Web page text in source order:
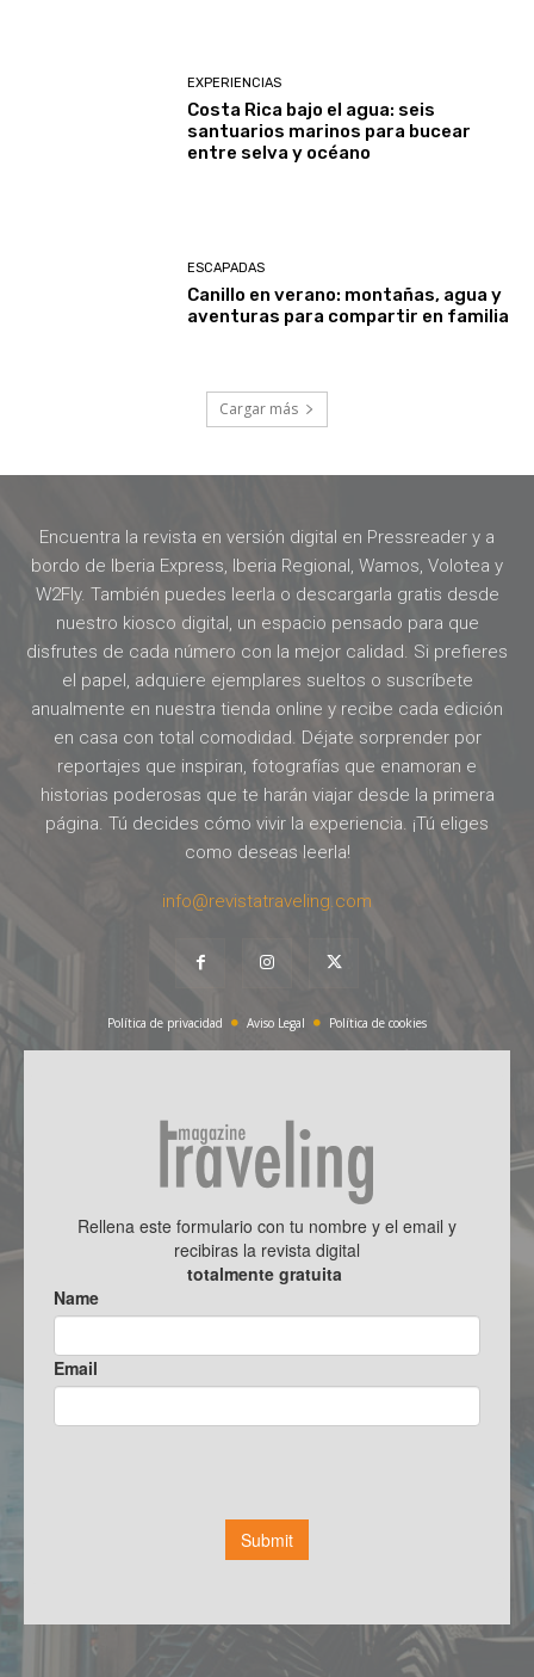
EXPERIENCIAS
Costa Rica bajo el agua: seis
santuarios marinos para bucear
entre selva y océano
ESCAPADAS
Canillo en verano: montañas, agua y
aventuras para compartir en familia
Cargar más
Encuentra la revista en versión digital en Pressreader y a
bordo de Iberia Express, Iberia Regional, Wamos, Volotea y
W2Fly. También puedes leerla o descargarla gratis desde
nuestro kiosco digital, un espacio pensado para que
disfrutes de cada número con la mejor calidad. Si prefieres
el papel, adquiere ejemplares sueltos o suscríbete
anualmente en nuestra tienda online y recibe cada edición
en casa con total comodidad. Déjate sorprender por
reportajes que inspiran, fotografías que enamoran e
historias poderosas que te harán viajar desde la primera
página. Tú decides cómo vivir la experiencia. ¡Tú eliges
como deseas leerla!
info@revistatraveling.com
Política de privacidad Aviso Legal Política de cookies